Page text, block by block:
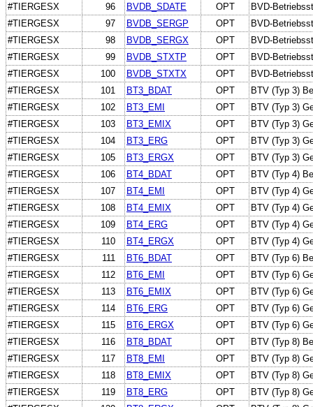
#TIERGESX
96 BVDB_SDATE OPT
BVD-
#TIERGESX
97 BVDB_SERGP OPT
BVD-
#TIERGESX
98 BVDB_SERGX OPT
BVD-
#TIERGESX
99 BVDB_STXTP OPT
BVD-
#TIERGESX
100 BVDB_STXTX OPT
BVD-
#TIERGESX
101 BT3_BDAT OPT
BTV (Typ 3)
#TIERGESX
102 BT3_EMI OPT
BTV (Typ 3)
#TIERGESX
103 BT3_EMIX OPT
BTV (Typ 3)
#TIERGESX
104 BT3_ERG OPT
BTV (Typ 3)
#TIERGESX
105 BT3_ERGX OPT
BTV (Typ 3)
#TIERGESX
106 BT4_BDAT OPT
BTV (Typ 4)
#TIERGESX
107 BT4_EMI OPT
BTV (Typ 4)
#TIERGESX
108 BT4_EMIX OPT
BTV (Typ 4)
#TIERGESX
109 BT4_ERG OPT
BTV (Typ 4)
#TIERGESX
110 BT4_ERGX OPT
BTV (Typ 4)
#TIERGESX
111 BT6_BDAT OPT
BTV (Typ 6)
#TIERGESX
112 BT6_EMI OPT
BTV (Typ 6)
#TIERGESX
113 BT6_EMIX OPT
BTV (Typ 6)
#TIERGESX
114 BT6_ERG OPT
BTV (Typ 6)
#TIERGESX
115 BT6_ERGX OPT
BTV (Typ 6)
#TIERGESX
116 BT8_BDAT OPT
BTV (Typ 8)
#TIERGESX
117 BT8_EMI OPT
BTV (Typ 8)
#TIERGESX
118 BT8_EMIX OPT
BTV (Typ 8)
#TIERGESX
119 BT8_ERG OPT
BTV (Typ 8)